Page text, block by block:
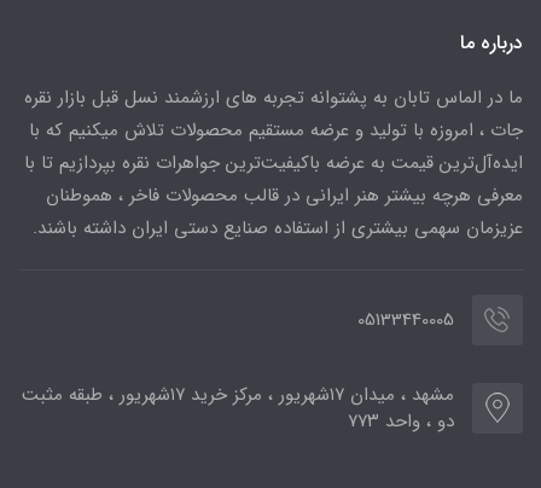
درباره ما
ما در الماس تابان به پشتوانه تجربه های ارزشمند نسل قبل بازار نقره
جات ، امروزه با تولید و عرضه مستقیم محصولات تلاش میکنیم که با
ایده‌آل‌ترین قیمت به عرضه باکیفیت‌ترین جواهرات نقره بپردازیم تا با
معرفی هرچه بیشتر هنر ایرانی در قالب محصولات فاخر ، هموطنان
عزیزمان سهمی بیشتری از استفاده صنایع دستی ایران داشته باشند.
05133440005
مشهد ، میدان ۱۷شهریور ، مرکز خرید ۱۷شهریور ، طبقه مثبت
دو ، واحد ۷۷۳